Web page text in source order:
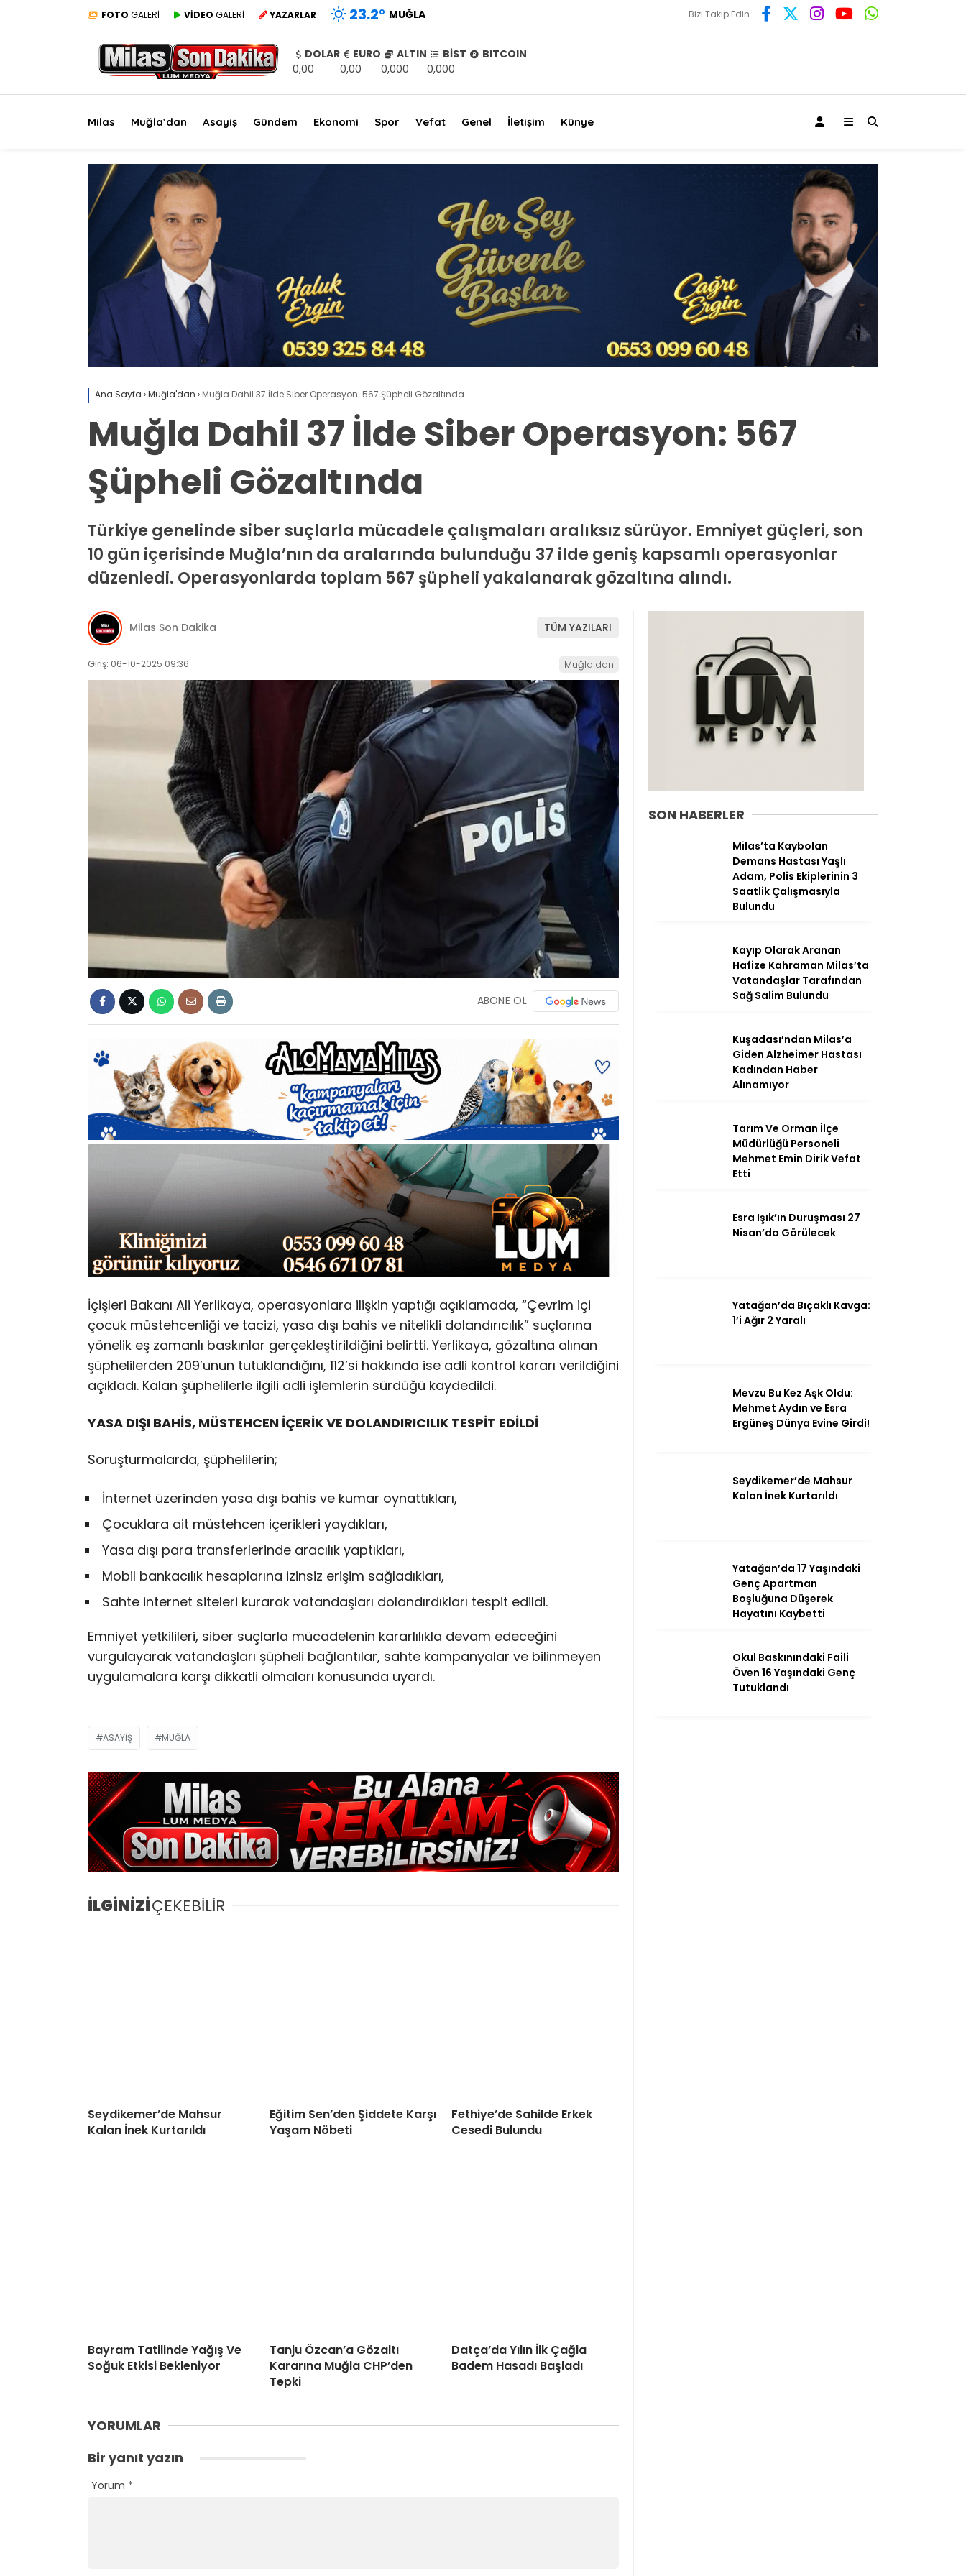
Milas
Vefat
Genel
İhbar Hattı
FOTO GALERİ VİDEO GALERİ YAZARLAR 23.2° MUĞLA Bizi Takip Edin
DOLAR
0,00
EURO
0,00
ALTIN
0,000
BİST
0,000
BITCOIN
Milas Muğla’dan Asayiş Gündem Ekonomi Spor Vefat Genel İletişim Künye
Ana Sayfa ›Muğla'dan › Muğla Dahil 37 İlde Siber Operasyon: 567 Şüpheli Gözaltında
Muğla Dahil 37 İlde Siber Operasyon: 567
Şüpheli Gözaltında
Türkiye genelinde siber suçlarla mücadele çalışmaları aralıksız sürüyor. Emniyet güçleri, son
10 gün içerisinde Muğla’nın da aralarında bulunduğu 37 ilde geniş kapsamlı operasyonlar
düzenledi. Operasyonlarda toplam 567 şüpheli yakalanarak gözaltına alındı.
Milas Son Dakika TÜM YAZILARI
Giriş: 06-10-2025 09:36 Muğla'dan
ABONE OL
İçişleri Bakanı Ali Yerlikaya, operasyonlara ilişkin yaptığı açıklamada, “Çevrim içi
çocuk müstehcenliği ve tacizi, yasa dışı bahis ve nitelikli dolandırıcılık” suçlarına
yönelik eş zamanlı baskınlar gerçekleştirildiğini belirtti. Yerlikaya, gözaltına alınan
şüphelilerden 209’unun tutuklandığını, 112’si hakkında ise adli kontrol kararı verildiğini
açıkladı. Kalan şüphelilerle ilgili adli işlemlerin sürdüğü kaydedildi.
YASA DIŞI BAHİS, MÜSTEHCEN İÇERİK VE DOLANDIRICILIK TESPİT EDİLDİ
Soruşturmalarda, şüphelilerin;
İnternet üzerinden yasa dışı bahis ve kumar oynattıkları,
Çocuklara ait müstehcen içerikleri yaydıkları,
Yasa dışı para transferlerinde aracılık yaptıkları,
Mobil bankacılık hesaplarına izinsiz erişim sağladıkları,
Sahte internet siteleri kurarak vatandaşları dolandırdıkları tespit edildi.
Emniyet yetkilileri, siber suçlarla mücadelenin kararlılıkla devam edeceğini
vurgulayarak vatandaşları şüpheli bağlantılar, sahte kampanyalar ve bilinmeyen
uygulamalara karşı dikkatli olmaları konusunda uyardı.
ASAYIŞ MUĞLA
İLGİNİZİÇEKEBİLİR
Seydikemer’de Mahsur
Kalan İnek Kurtarıldı
Eğitim Sen’den Şiddete Karşı
Yaşam Nöbeti
Fethiye’de Sahilde Erkek
Cesedi Bulundu
Bayram Tatilinde Yağış Ve
Soğuk Etkisi Bekleniyor
Tanju Özcan’a Gözaltı
Kararına Muğla CHP’den
Tepki
Datça’da Yılın İlk Çağla
Badem Hasadı Başladı
YORUMLAR
Bir yanıt yazın
Yorum *
SON HABERLER
Milas’ta Kaybolan
Demans Hastası Yaşlı
Adam, Polis Ekiplerinin 3
Saatlik Çalışmasıyla
Bulundu
Kayıp Olarak Aranan
Hafize Kahraman Milas’ta
Vatandaşlar Tarafından
Sağ Salim Bulundu
Kuşadası’ndan Milas’a
Giden Alzheimer Hastası
Kadından Haber
Alınamıyor
Tarım Ve Orman İlçe
Müdürlüğü Personeli
Mehmet Emin Dirik Vefat
Etti
Esra Işık’ın Duruşması 27
Nisan’da Görülecek
Yatağan’da Bıçaklı Kavga:
1’i Ağır 2 Yaralı
Mevzu Bu Kez Aşk Oldu:
Mehmet Aydın ve Esra
Ergüneş Dünya Evine Girdi!
Seydikemer’de Mahsur
Kalan İnek Kurtarıldı
Yatağan’da 17 Yaşındaki
Genç Apartman
Boşluğuna Düşerek
Hayatını Kaybetti
Okul Baskınındaki Faili
Öven 16 Yaşındaki Genç
Tutuklandı